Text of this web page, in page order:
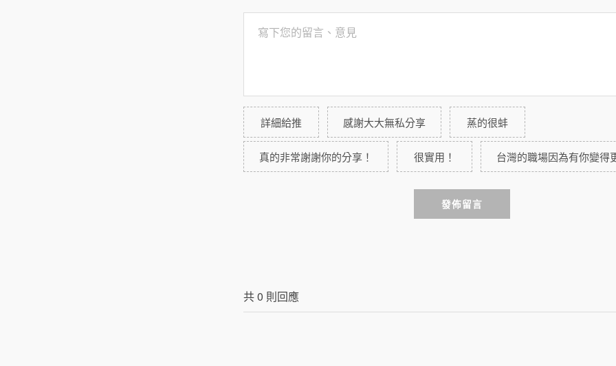
詳細給推 感謝大大無私分享 蒸的很蚌
真的非常謝謝你的分享！ 很實用！ 台灣的職場因為有你變得
發佈留言
共0 則回應